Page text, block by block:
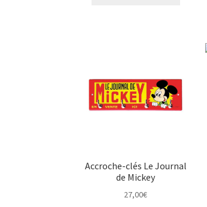
Accroche-clés Le Journal
de Mickey
27,00€